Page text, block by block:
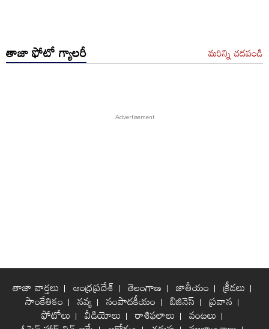
తాజా ఫోటో గ్యాలరీ మరిన్ని చదవండి
తాజా వార్తలు ఆంధ్రప్రదేశ్ తెలంగాణ జాతీయం క్రీడలు
సాంకేతికం నవ్య సంపాదకీయం బిజినెస్ ప్రవాస
ఫోటోలు వీడియోలు రాశిఫలాలు వంటలు